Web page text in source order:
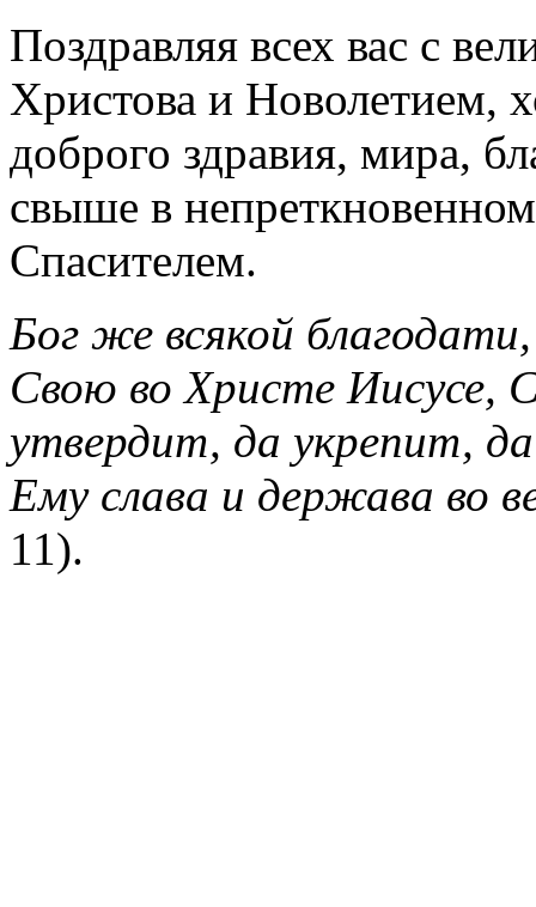
Поздравляя всех вас с
Христова и Новолетием,
доброго здравия, мира,
свыше в
Спасителем.
Бог же всякой
Свою во Христе Иисусе,
утвердит, да укрепит,
Ему слава и держава во
11).